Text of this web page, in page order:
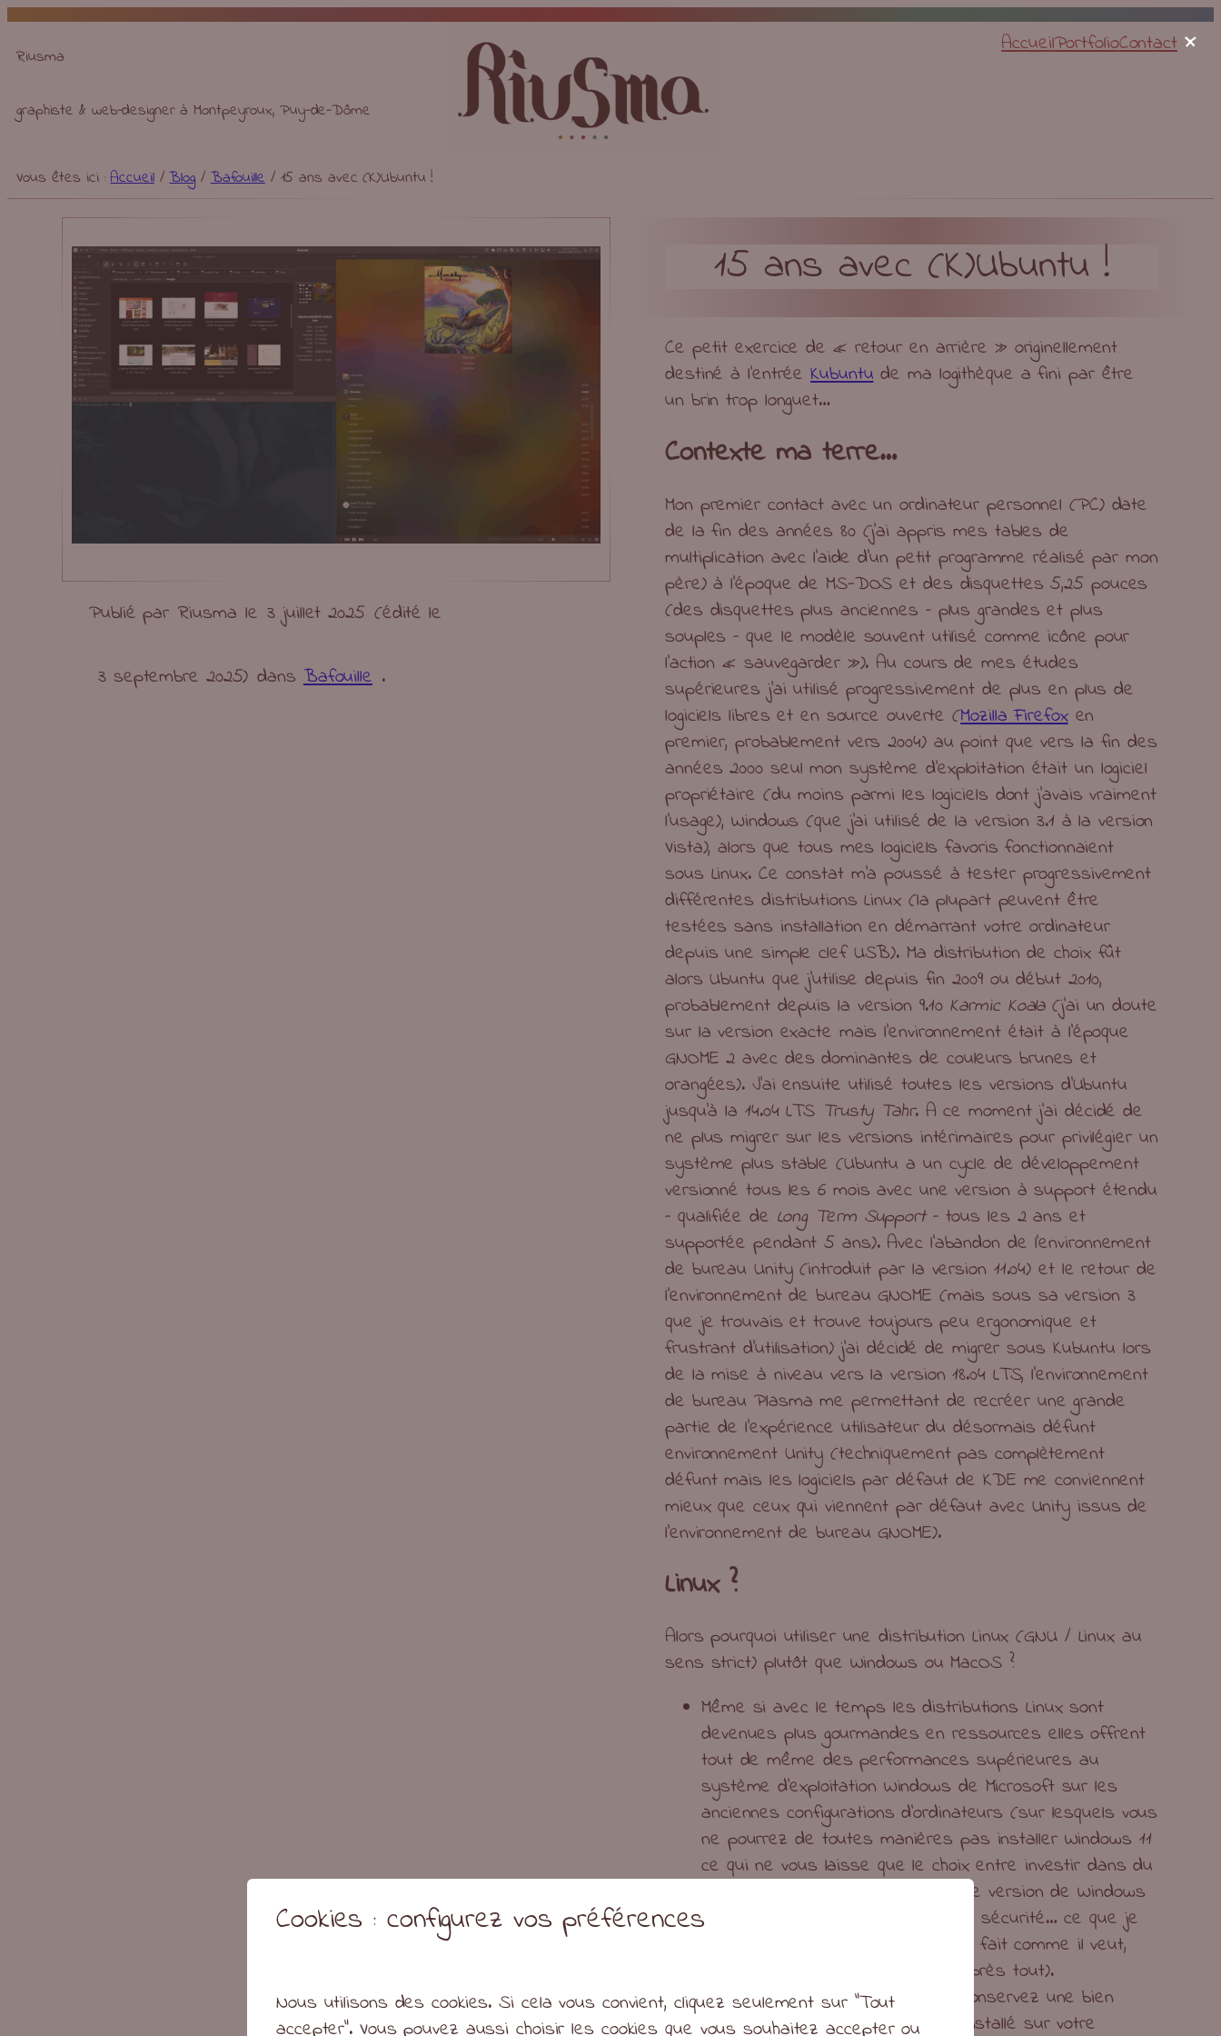
Aller
au
Riusma
graphiste & web-designer à Montpeyroux, Puy-de-Dôme
AccueilPortfolioContact
Vous êtes ici :Accueil/Blog /Bafouille/ 15 ans avec (K)Ubuntu !
Publié par Riusma le 3 juillet 2025 (édité le
3 septembre 2025) dans Bafouille .
15 ans avec (K)Ubuntu !
Ce petit exercice de « retour en arrière » originellement
destiné à l’entréeKubuntude ma logithèque a fini par être
un brin trop longuet…
Contexte ma terre…
Mon premier contact avec un ordinateur personnel (PC) date
de la fin des années 80 (j’ai appris mes tables de
multiplication avec l’aide d’un petit programme réalisé par mon
père) à l’époque de MS-DOS et des disquettes 5,25 pouces
(des disquettes plus anciennes – plus grandes et plus
souples – que le modèle souvent utilisé comme icône pour
l’action « sauvegarder »). Au cours de mes études
supérieures j’ai utilisé progressivement de plus en plus de
logiciels libres et en source ouverte (Mozilla Firefoxen
premier, probablement vers 2004) au point que vers la fin des
années 2000 seul mon système d’exploitation était un logiciel
propriétaire (du moins parmi les logiciels dont j’avais vraiment
l’usage), Windows (que j’ai utilisé de la version 3.1 à la version
Vista), alors que tous mes logiciels favoris fonctionnaient
sous Linux. Ce constat m’a poussé à tester progressivement
différentes distributions Linux (la plupart peuvent être
testées sans installation en démarrant votre ordinateur
depuis une simple clef USB). Ma distribution de choix fût
alors Ubuntu que j’utilise depuis fin 2009 ou début 2010,
probablement depuis la version 9.10 Karmic Koala(j’ai un doute
sur la version exacte mais l’environnement était à l’époque
GNOME 2 avec des dominantes de couleurs brunes et
orangées). J’ai ensuite utilisé toutes les versions d’Ubuntu
jusqu’à la 14.04 LTS Trusty Tahr. A ce moment j’ai décidé de
ne plus migrer sur les versions intérimaires pour privilégier un
système plus stable (Ubuntu a un cycle de développement
versionné tous les 6 mois avec une version à support étendu
– qualifiée de Long Term Support– tous les 2 ans et
supportée pendant 5 ans). Avec l’abandon de l’environnement
de bureau Unity (introduit par la version 11.04) et le retour de
l’environnement de bureau GNOME (mais sous sa version 3
que je trouvais et trouve toujours peu ergonomique et
frustrant d’utilisation) j’ai décidé de migrer sous Kubuntu lors
de la mise à niveau vers la version 18.04 LTS, l’environnement
de bureau Plasma me permettant de recréer une grande
partie de l’expérience utilisateur du désormais défunt
environnement Unity (techniquement pas complètement
défunt mais les logiciels par défaut de KDE me conviennent
mieux que ceux qui viennent par défaut avec Unity issus de
l’environnement de bureau GNOME).
Linux ?
Alors pourquoi utiliser une distribution Linux (GNU / Linux au
sens strict) plutôt que Windows ou MacOS ?
Même si avec le temps les distributions Linux sont
devenues plus gourmandes en ressources elles offrent
tout de même des performances supérieures au
système d’exploitation Windows de Microsoft sur les
anciennes configurations d’ordinateurs (sur lesquels vous
ne pourrez de toutes manières pas installer Windows 11
ce qui ne vous laisse que le choix entre investir dans du
matériel plus récent ou utiliser une version de Windows
qui ne reçoit plus de correctifs de sécurité… ce que je
ne recommande pas, mais chacun fait comme il veut,
c’est votre ordinateur personnel après tout).
Avec une distribution Linux vous conservez une bien
meilleure maîtrise de ce qui est installé sur votre
×
Cookies : configurez vos préférences
Nous utilisons des cookies. Si cela vous convient, cliquez seulement sur "Tout
accepter". Vous pouvez aussi choisir les cookies que vous souhaitez accepter ou